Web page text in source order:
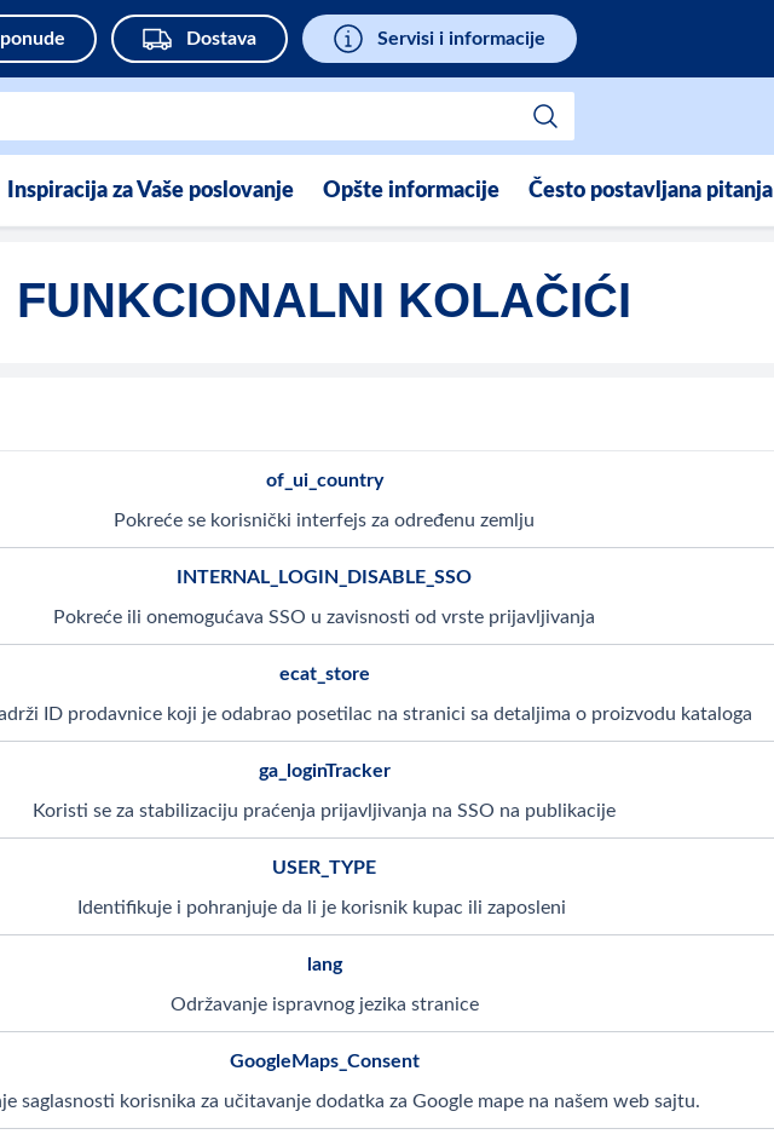
Dostava Servisi i informacije
Inspiracija za Vaše poslovanje Opšte informacije Često postavljana pitanja
FUNKCIONALNI KOLAČIĆI
of_ui_country
Pokreće se korisnički interfejs za određenu zemlju
INTERNAL_LOGIN_DISABLE_SSO
Pokreće ili onemogućava SSO u zavisnosti od vrste prijavljivanja
ecat_store
ID prodavnice koji je odabrao posetilac na stranici sa detaljima o proizvodu kataloga
ga_loginTracker
Koristi se za stabilizaciju praćenja prijavljivanja na SSO na publikacije
USER_TYPE
Identifikuje i pohranjuje da li je korisnik kupac ili zaposleni
lang
Održavanje ispravnog jezika stranice
GoogleMaps_Consent
saglasnosti korisnika za učitavanje dodatka za Google mape na našem web sajtu.